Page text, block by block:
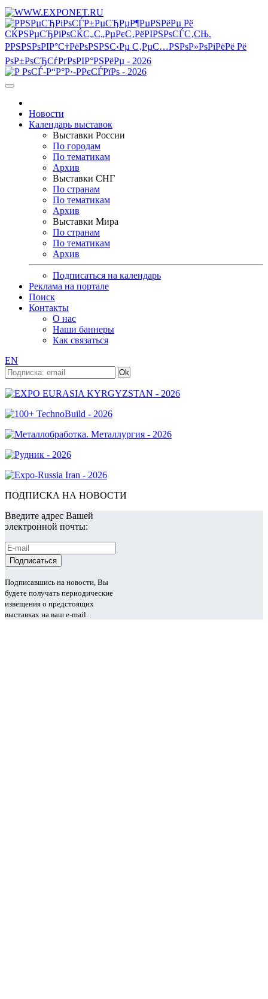
Новости
Календарь выставок
Выставки России
По городам
По тематикам
Архив
Выставки СНГ
По странам
По тематикам
Архив
Выставки Мира
По странам
По тематикам
Архив
Подписаться на календарь
Реклама на портале
Поиск
Контакты
О нас
Наши баннеры
Как связаться
EN
ПОДПИСКА НА НОВОСТИ
Введите адрес Вашей
электронной почты:
Подписавшись на новости, Вы
будете получать периодические
извещения о предстоящих
выставках на ваш e-mail.